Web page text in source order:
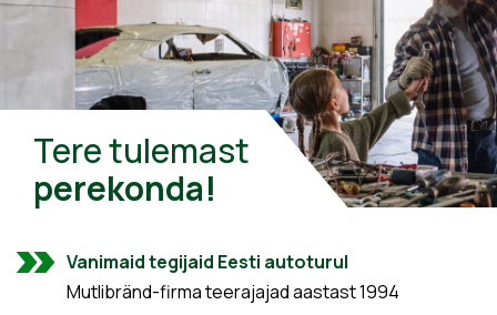
Tere tulemast
perekonda!
Vanimaid tegijaid Eesti autoturul
Mutlibränd-firma teerajajad aastast 1994